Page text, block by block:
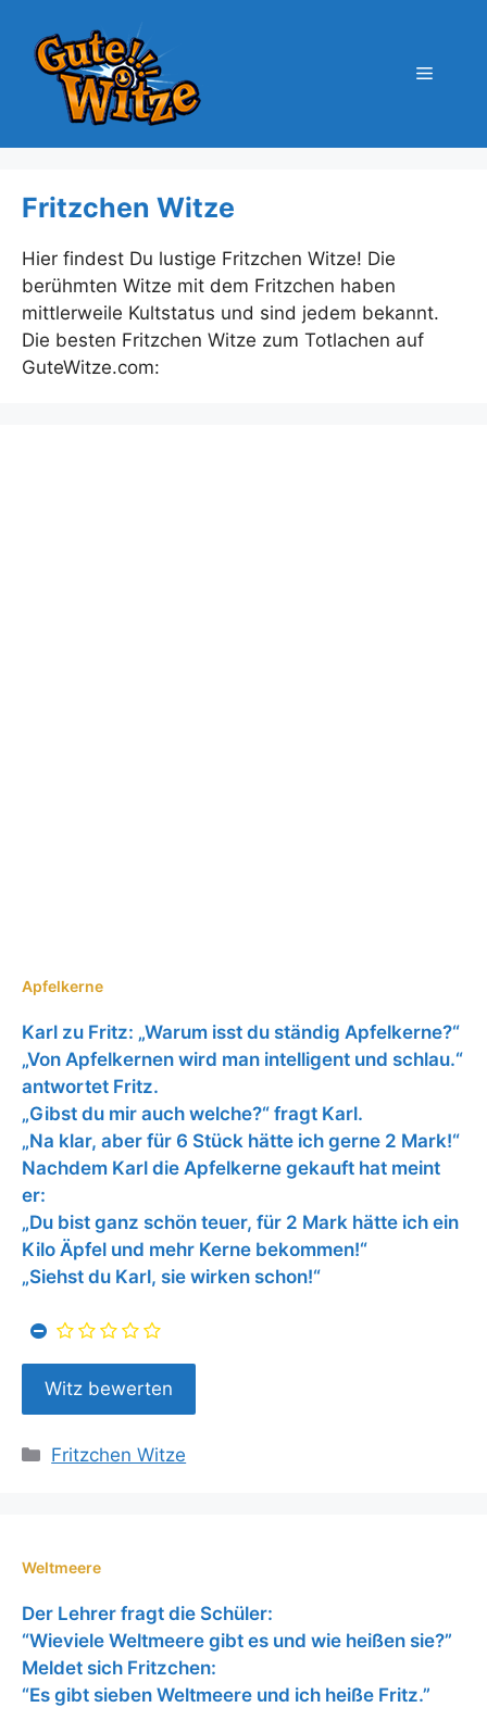
Inhalt
springen
Menü
Fritzchen Witze
Hier findest Du lustige Fritzchen Witze! Die
berühmten Witze mit dem Fritzchen haben
mittlerweile Kultstatus und sind jedem bekannt.
Die besten Fritzchen Witze zum Totlachen auf
GuteWitze.com:
Apfelkerne
Karl zu Fritz: „Warum isst du ständig Apfelkerne?“
„Von Apfelkernen wird man intelligent und schlau.“
antwortet Fritz.
„Gibst du mir auch welche?“ fragt Karl.
„Na klar, aber für 6 Stück hätte ich gerne 2 Mark!“
Nachdem Karl die Apfelkerne gekauft hat meint
er:
„Du bist ganz schön teuer, für 2 Mark hätte ich ein
Kilo Äpfel und mehr Kerne bekommen!“
„Siehst du Karl, sie wirken schon!“
Kategorien
Fritzchen Witze
Weltmeere
Der Lehrer fragt die Schüler:
“Wieviele Weltmeere gibt es und wie heißen sie?”
Meldet sich Fritzchen:
“Es gibt sieben Weltmeere und ich heiße Fritz.”